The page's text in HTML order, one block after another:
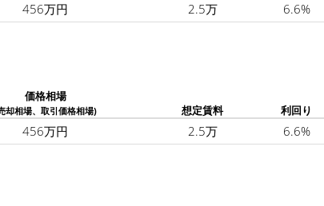
456万円 2.5万 6.6%
価格相場
却相場、取引価格相場) 想定賃料 利回り
456万円 2.5万 6.6%